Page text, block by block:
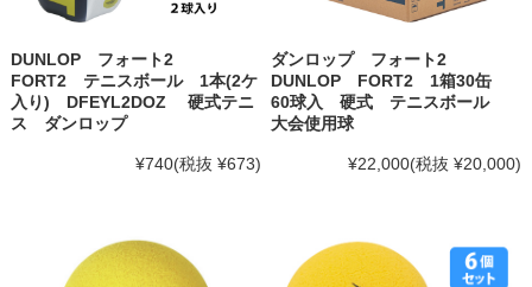
DUNLOP フォート2
FORT2 テニスボール 1本(2ケ
入り) DFEYL2DOZ 硬式テニ
ス ダンロップ
¥740(税抜 ¥673)
ダンロップ フォート2
DUNLOP FORT2 1箱30缶
60球入 硬式 テニスボール
大会使用球
¥22,000(税抜 ¥20,000)